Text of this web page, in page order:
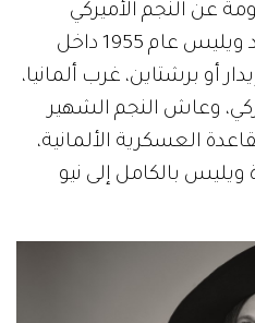
عن النجم الأميركي
الشهير بروس ويليس، ولد ويليس عام 1955 داخل
أو برشتاين، غرب ألمانيا،
وعاش النجم الشهير
العسكرية الألمانية،
أسرة ويليس بالكامل إلى نيو